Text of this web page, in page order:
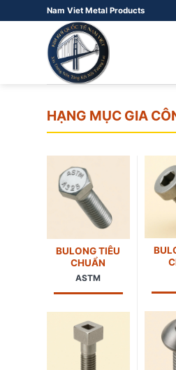
qua
Nam Viet Metal Products
HẠNG MỤC GIA
BULONG TIÊU
CHUẨN
ASTM